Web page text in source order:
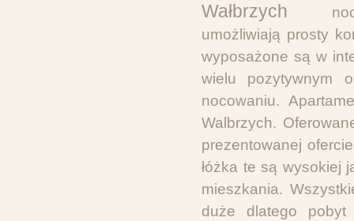
umożliwiają prosty
wyposażone są w
wielu pozytywnym
nocowaniu.
Walbrzych.
prezentowanej
łóżka te są wysokiej
mieszkania.
duże dlatego